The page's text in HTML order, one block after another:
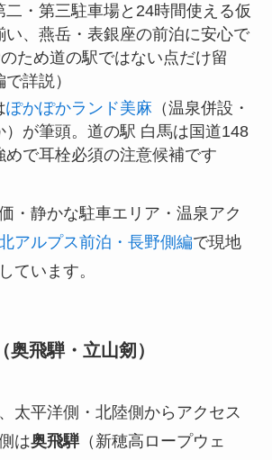
二・第三駐車場と24時間使える仮
い、燕岳・表銀座の前泊に安心で
ため道の駅ではない点だけ留
詳説）
ぽかぽかランド美麻 （温泉併設・
）が筆頭。道の駅 白馬は国道148
めで耳栓必須の注意候補です
・静かな駐車エリア・温泉アク
アルプス前泊・長野側編で現地
ています。
奥飛騨・立山剱）
太平洋側・北陸側からアクセス
は奥飛騨（新穂高ロープウェ